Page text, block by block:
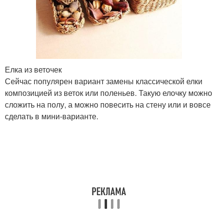
Елка из веточек
Сейчас популярен вариант замены классической елки
композицией из веток или поленьев. Такую елочку можно
сложить на полу, а можно повесить на стену или и вовсе
сделать в мини-варианте.